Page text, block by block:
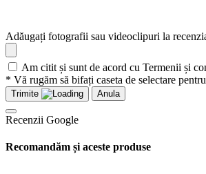
Adăugați fotografii sau videoclipuri la
Am citit și sunt de acord cu Termenii și
* Vă rugăm să bifați caseta de selectare
Trimite Anula
Recenzii Google
Recomandăm și aceste produse